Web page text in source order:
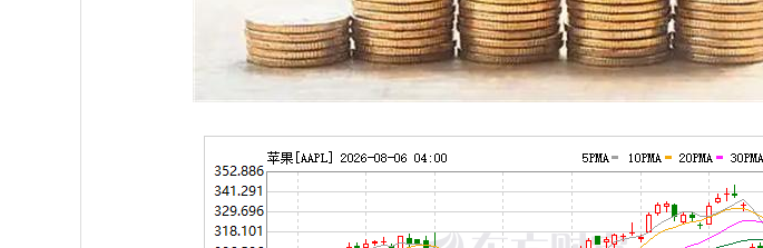
深证成指 14218.65 74.44 0.53% 沪深300